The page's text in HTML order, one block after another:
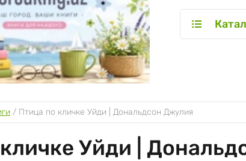
/ Птица по кличке Уйди | Дональдсон Джулия
Уйди |